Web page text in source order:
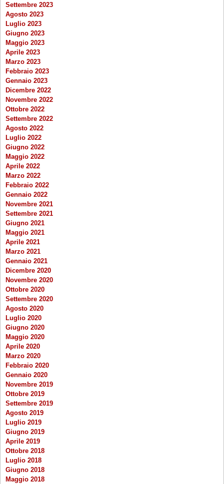
Settembre 2023
Agosto 2023
Luglio 2023
Giugno 2023
Maggio 2023
Aprile 2023
Marzo 2023
Febbraio 2023
Gennaio 2023
Dicembre 2022
Novembre 2022
Ottobre 2022
Settembre 2022
Agosto 2022
Luglio 2022
Giugno 2022
Maggio 2022
Aprile 2022
Marzo 2022
Febbraio 2022
Gennaio 2022
Novembre 2021
Settembre 2021
Giugno 2021
Maggio 2021
Aprile 2021
Marzo 2021
Gennaio 2021
Dicembre 2020
Novembre 2020
Ottobre 2020
Settembre 2020
Agosto 2020
Luglio 2020
Giugno 2020
Maggio 2020
Aprile 2020
Marzo 2020
Febbraio 2020
Gennaio 2020
Novembre 2019
Ottobre 2019
Settembre 2019
Agosto 2019
Luglio 2019
Giugno 2019
Aprile 2019
Ottobre 2018
Luglio 2018
Giugno 2018
Maggio 2018